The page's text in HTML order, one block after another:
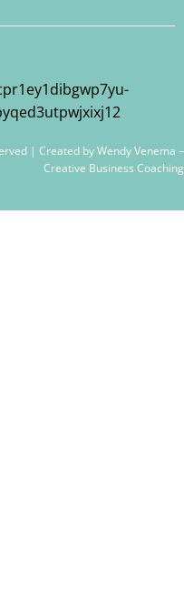
| Created byWendy Venema –
Creative Business Coaching